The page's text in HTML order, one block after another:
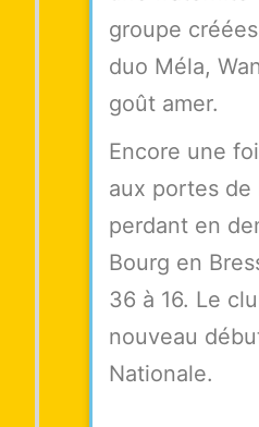
groupe
duo Méla,
goût amer.
Encore une
aux portes de
perdant en
Bourg en
36 à 16. Le
nouveau
Nationale.